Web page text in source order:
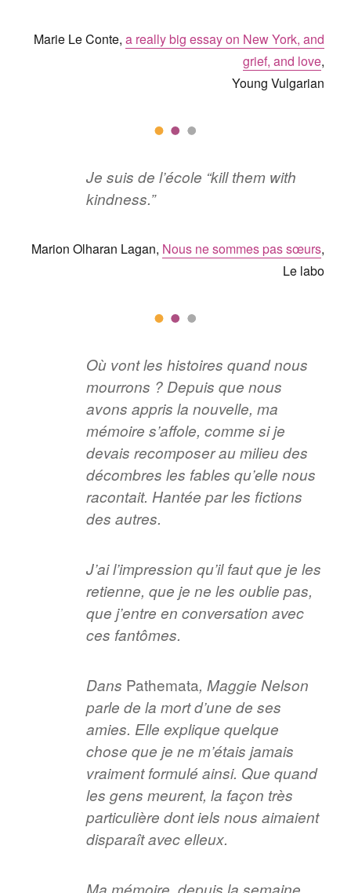
Marie Le Conte, a really big essay on New York, and
grief, and love,
Young Vulgarian
Je suis de l’école “kill them with
kindness.”
Marion Olharan Lagan, Nous ne sommes pas sœurs,
Le labo
Où vont les histoires quand nous
mourrons ? Depuis que nous
avons appris la nouvelle, ma
mémoire s’affole, comme si je
devais recomposer au milieu des
décombres les fables qu’elle nous
racontait. Hantée par les fictions
des autres.
J’ai l’impression qu’il faut que je les
retienne, que je ne les oublie pas,
que j’entre en conversation avec
ces fantômes.
Dans Pathemata, Maggie Nelson
parle de la mort d’une de ses
amies. Elle explique quelque
chose que je ne m’étais jamais
vraiment formulé ainsi. Que quand
les gens meurent, la façon très
particulière dont iels nous aimaient
disparaît avec elleux.